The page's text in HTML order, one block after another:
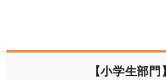
【小学生部門】